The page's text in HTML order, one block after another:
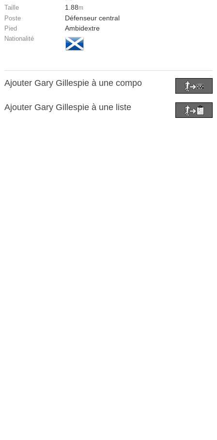
Taille 1.88m
Poste Défenseur central
Pied Ambidextre
Nationalité
Ajouter Gary Gillespie à une compo
Ajouter Gary Gillespie à une liste